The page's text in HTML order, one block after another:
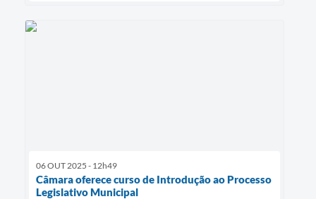
06 OUT 2025 - 12h49
Câmara oferece curso de Introdução ao Processo
Legislativo Municipal